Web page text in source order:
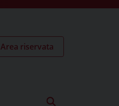
Area riservata